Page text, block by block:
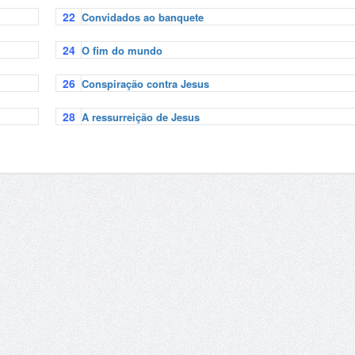
22 Convidados ao banquete
24 O fim do mundo
26 Conspiração contra Jesus
28 A ressurreição de Jesus